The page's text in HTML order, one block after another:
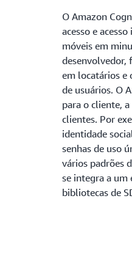
O Amazon
acesso e
móveis em
desenvolvedor,
em locatários e
de usuários. O
para o cliente,
clientes. Por
identidade
senhas de uso
vários padrões
se integra a um
bibliotecas de